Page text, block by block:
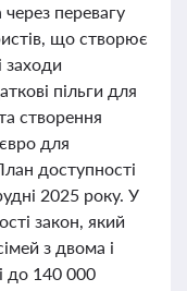
перевагу
що створює
заходи
пільги для
створення
для
доступності
2025 року. У
закон, який
з двома і
до 140 000